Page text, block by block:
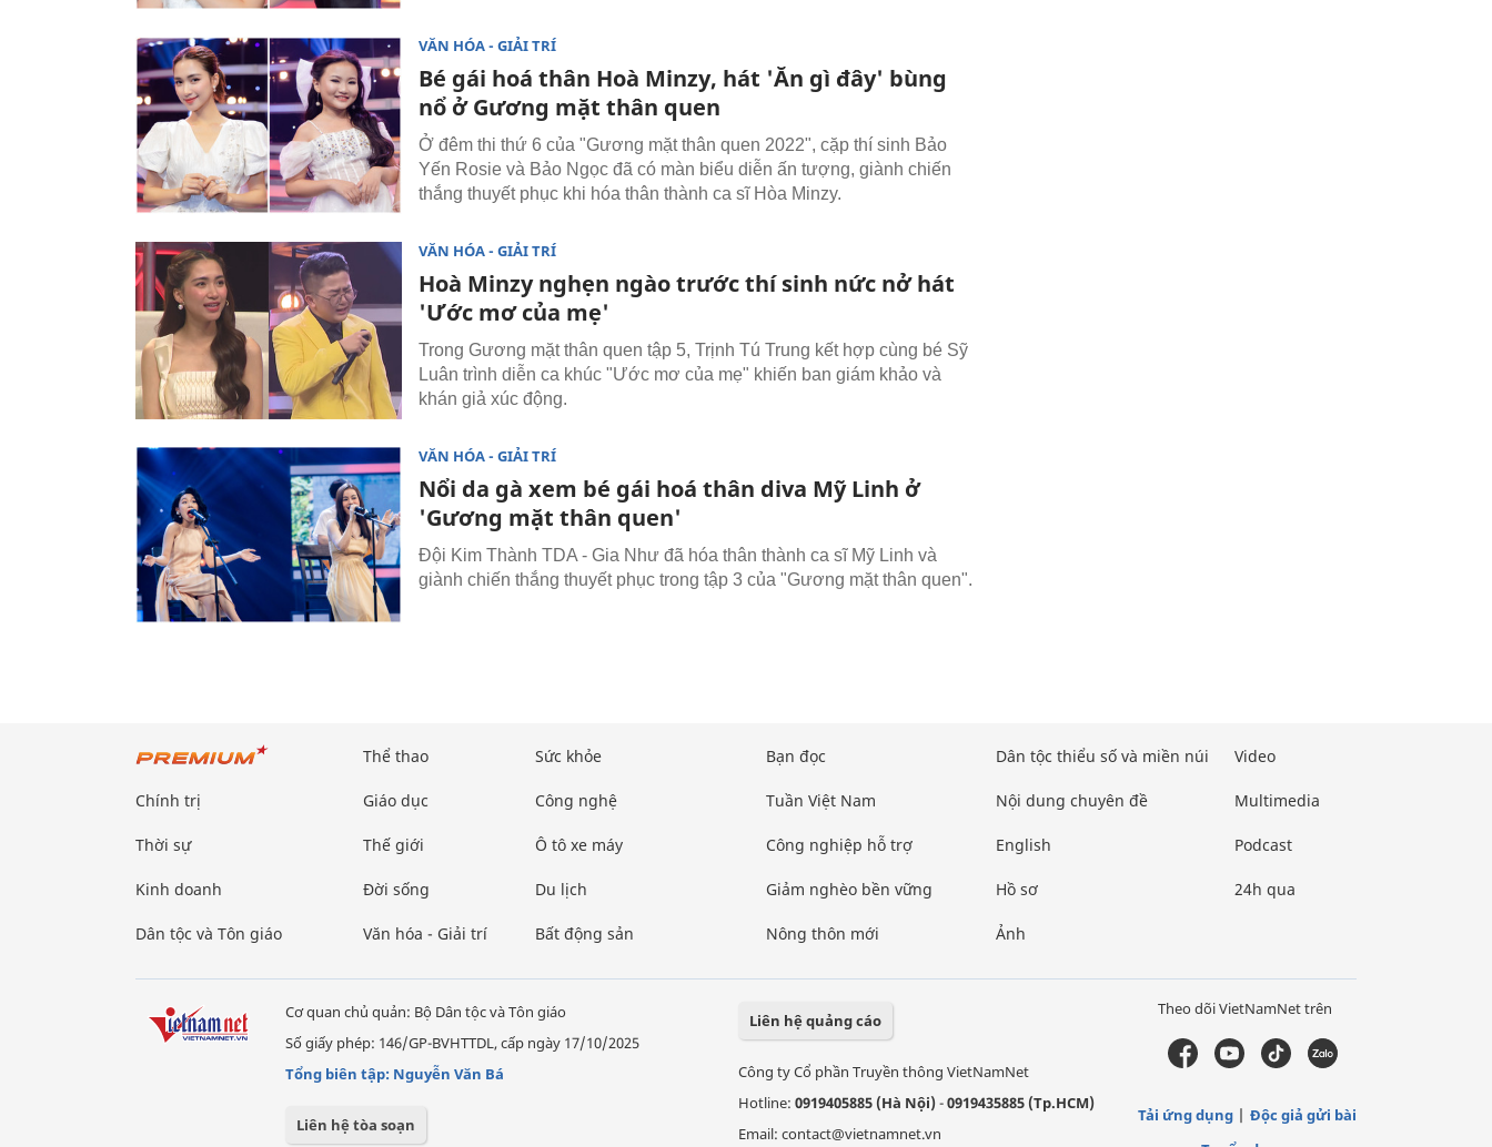
VĂN HÓA - GIẢI TRÍ
Bé gái hoá thân Hoà Minzy, hát 'Ăn gì đây' bùng
nổ ở Gương mặt thân quen
Ở đêm thi thứ 6 của "Gương mặt thân quen 2022", cặp thí sinh Bảo
Yến Rosie và Bảo Ngọc đã có màn biểu diễn ấn tượng, giành chiến
thắng thuyết phục khi hóa thân thành ca sĩ Hòa Minzy.
VĂN HÓA - GIẢI TRÍ
Hoà Minzy nghẹn ngào trước thí sinh nức nở hát
'Ước mơ của mẹ'
Trong Gương mặt thân quen tập 5, Trịnh Tú Trung kết hợp cùng bé Sỹ
Luân trình diễn ca khúc "Ước mơ của mẹ" khiến ban giám khảo và
khán giả xúc động.
VĂN HÓA - GIẢI TRÍ
Nổi da gà xem bé gái hoá thân diva Mỹ Linh ở
'Gương mặt thân quen'
Đội Kim Thành TDA - Gia Như đã hóa thân thành ca sĩ Mỹ Linh và
giành chiến thắng thuyết phục trong tập 3 của "Gương mặt thân quen".
Chính trị
Thời sự
Kinh doanh
Dân tộc và Tôn giáo
Thể thao
Giáo dục
Thế giới
Đời sống
Văn hóa - Giải trí
Sức khỏe
Công nghệ
Ô tô xe máy
Du lịch
Bất động sản
Bạn đọc
Tuần Việt Nam
Công nghiệp hỗ trợ
Giảm nghèo bền vững
Nông thôn mới
Dân tộc thiểu số và miền núi
Nội dung chuyên đề
English
Hồ sơ
Ảnh
Video
Multimedia
Podcast
24h qua
Cơ quan chủ quản: Bộ Dân tộc và Tôn giáo
Số giấy phép: 146/GP-BVHTTDL, cấp ngày 17/10/2025
Tổng biên tập: Nguyễn Văn Bá
Liên hệ tòa soạn
Liên hệ quảng cáo
Công ty Cổ phần Truyền thông VietNamNet
Hotline: 0919405885 (Hà Nội)-0919435885 (Tp.HCM)
Email: contact@vietnamnet.vn
Theo dõi VietNamNet trên
Tải ứng dụng
Độc giả gửi bài